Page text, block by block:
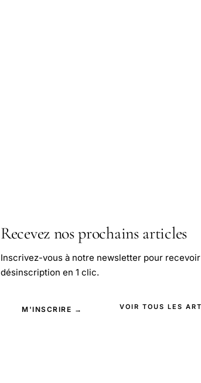
Recevez nos prochains articles
Inscrivez-vous à notre newsletter pour
désinscription en 1 clic.
M'INSCRIRE → VOIR TOUS LES